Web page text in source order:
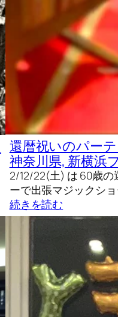
還暦祝いのパー
神奈川県, 新横浜
2/12/22(土) は 60歳の
ーで出張マジックシ
続きを読む